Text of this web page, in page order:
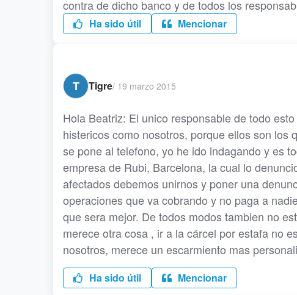
contra de dicho banco y de todos los
Ha sido útil Mencionar
T
Tigre/ 19 marzo 2015
Hola Beatriz: El unico responsable de todo
histericos como nosotros, porque ellos son los
se pone al telefono, yo he ido indagando y es
empresa de Rubi, Barcelona, la cual lo
afectados debemos unirnos y poner una
operaciones que va cobrando y no paga a
que sera mejor. De todos modos tambien no
merece otra cosa , ir a la cárcel por estafa no
nosotros, merece un escarmiento mas
Ha sido útil Mencionar